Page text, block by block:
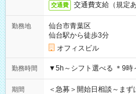
交通費 交通費支給（規定あ
勤務地
仙台市青葉区
仙台駅から徒歩3分
オフィスビル
勤務時間 ▼5h～シ
期間
＜急募＞開始日相談～ま